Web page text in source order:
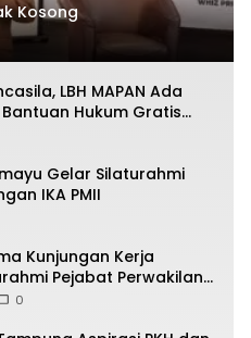
Kosong
LBH MAPAN Ada
Hukum Gratis
Kurang Mampu
Gelar Silaturahmi
IKA PMII
Kunjungan Kerja
Pejabat Perwakilan
Riau
0